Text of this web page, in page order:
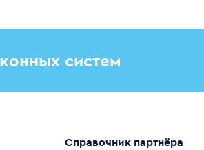
систем
Справочник партнёра